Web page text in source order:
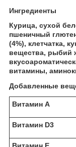
Ингредиенты
Курица, сухой
пшеничный
(4%), клетчатка,
вещества, рыбий
витамины,
Добавленные
Витамин А
Витамин D3
Витамин Е